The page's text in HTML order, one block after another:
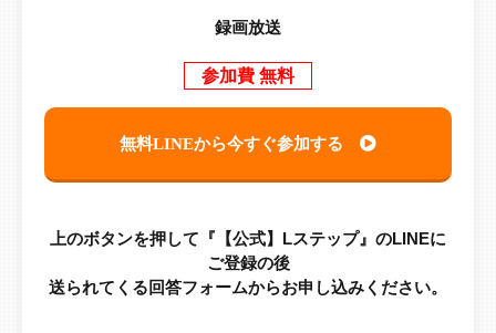
録画放送
参加費 無料
無料LINEから今すぐ参加する
上のボタンを押して『【公式】Lステップ』のLINEに
ご登録の後
送られてくる回答フォームからお申し込みください。